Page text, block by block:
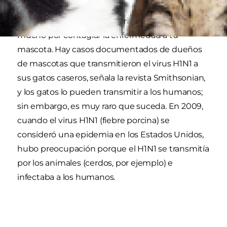
Si estás resfriado o tienes gripe, no te preocupes
mucho por contagiar la enfermedad a tu
mascota. Hay casos documentados de dueños
de mascotas que transmitieron el virus H1N1 a
sus gatos caseros, señala la revista Smithsonian,
y los gatos lo pueden transmitir a los humanos;
sin embargo, es muy raro que suceda. En 2009,
cuando el virus H1N1 (fiebre porcina) se
consideró una epidemia en los Estados Unidos,
hubo preocupación porque el H1N1 se transmitía
por los animales (cerdos, por ejemplo) e
infectaba a los humanos.